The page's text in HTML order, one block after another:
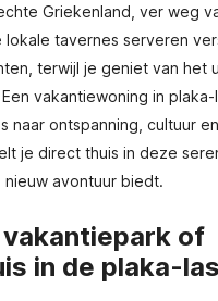
Griekenland, ver weg
lokale tavernes serveren
terwijl je geniet van het
vakantiewoning in plaka-
naar ontspanning, cultuur
je direct thuis in deze
avontuur biedt.
of
in de plaka-